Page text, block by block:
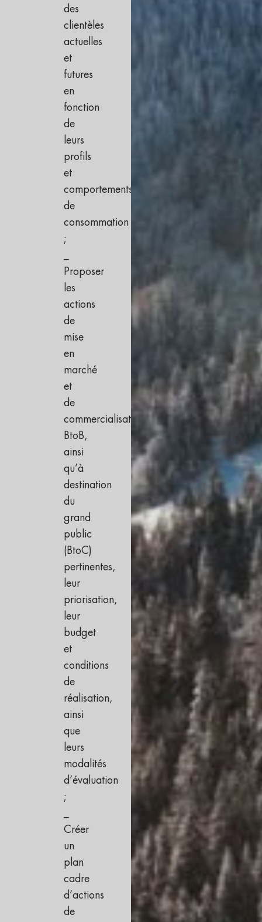
des
clientèles
actuelles
et
futures
en
fonction
de
leurs
profils
et
comportements
de
consommation
;
Proposer
les
actions
de
mise
en
marché
et
de
commercialisation
BtoB,
ainsi
qu’à
destination
du
grand
public
(BtoC)
pertinentes,
leur
priorisation,
leur
budget
et
conditions
de
réalisation,
ainsi
que
leurs
modalités
d’évaluation
;
Créer
un
plan
cadre
d’actions
de